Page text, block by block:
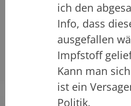
ich den
Info, dass
ausgefallen
Impfstoff
Kann man
ist ein
Politik.